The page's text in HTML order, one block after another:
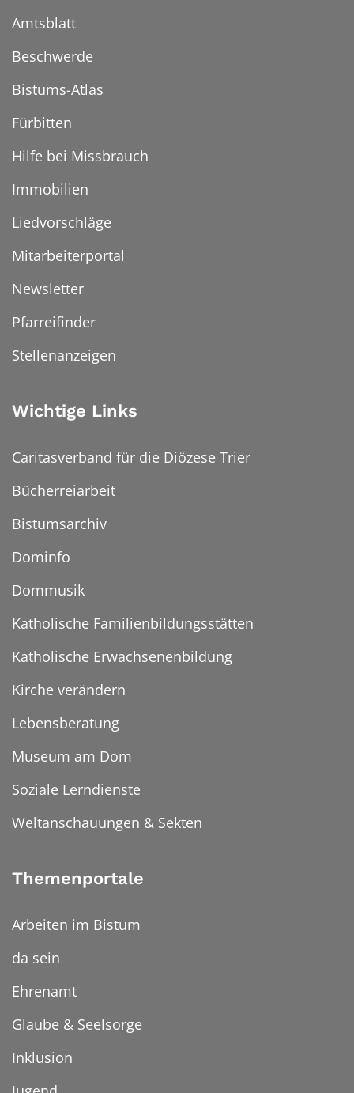
Amtsblatt
Beschwerde
Bistums-Atlas
Fürbitten
Hilfe bei Missbrauch
Immobilien
Liedvorschläge
Mitarbeiterportal
Newsletter
Pfarreifinder
Stellenanzeigen
Wichtige Links
Caritasverband für die Diözese Trier
Bücherreiarbeit
Bistumsarchiv
Dominfo
Dommusik
Katholische Familienbildungsstätten
Katholische Erwachsenenbildung
Kirche verändern
Lebensberatung
Museum am Dom
Soziale Lerndienste
Weltanschauungen & Sekten
Themenportale
Arbeiten im Bistum
da sein
Ehrenamt
Glaube & Seelsorge
Inklusion